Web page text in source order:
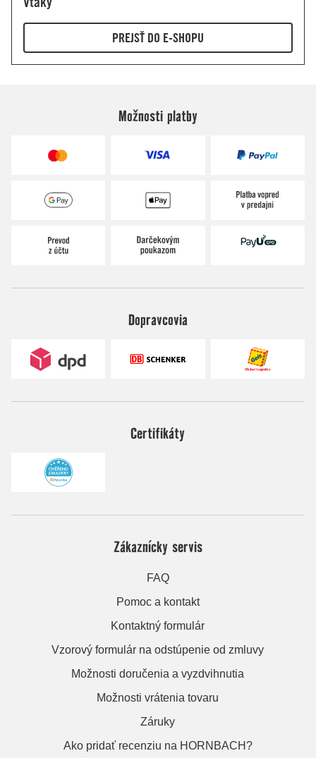
Možnosti platby
Dopravcovia
Certifikáty
Zákaznícky servis
FAQ
Pomoc a kontakt
Kontaktný formulár
Vzorový formulár na odstúpenie od zmluvy
Možnosti doručenia a vyzdvihnutia
Možnosti vrátenia tovaru
Záruky
Ako pridať recenziu na HORNBACH?